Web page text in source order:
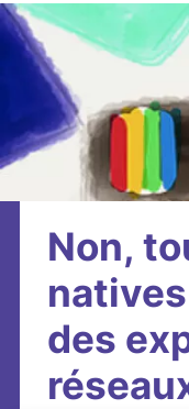
Non,
des